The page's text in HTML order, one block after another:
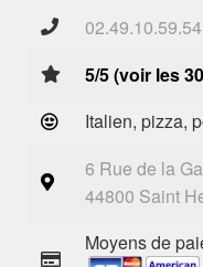
02.49.10.59.54
5/5 (voir les
Italien, pizza,
6 Rue de la
44800 Saint
Moyens de